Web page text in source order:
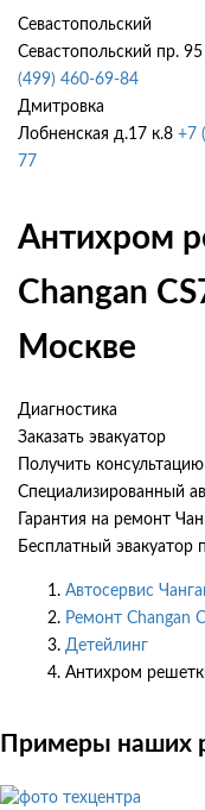
Севастопольский
Севастопольский пр. 95
(499) 460-69-84
Дмитровка
Лобненская д.17 к.8 +7
77
Антихром
Changan
Москве
Диагностика
Заказать эвакуатор
Получить консультацию
Специализированный
Гарантия на ремонт
Бесплатный эвакуатор
Автосервис
Ремонт Changan
Детейлинг
Антихром
Примеры наших